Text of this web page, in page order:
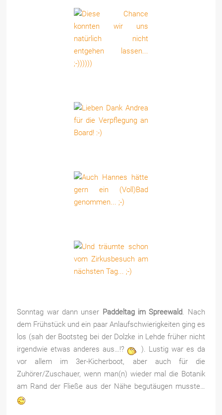
Sonntag war dann unser Paddeltag im Spreewald. Nach
dem Frühstück und ein paar Anlaufschwierigkeiten ging es
los (sah der Bootsteg bei der Dolzke in Lehde früher nicht
irgendwie etwas anderes aus…!?
). Lustig war es da
vor allem im 3er-Kicherboot, aber auch für die
Zuhörer/Zuschauer, wenn man(n) wieder mal die Botanik
am Rand der Fließe aus der Nähe begutäugen musste…